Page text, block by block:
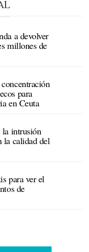
a devolver
millones de
para
en Ceuta
intrusión
la calidad del
para ver el
de